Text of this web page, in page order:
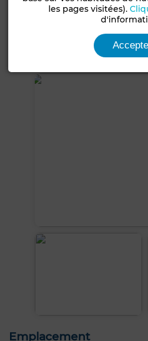
Chauffage central Double
Voir plus de photos
Emplacement
les pages visitées).